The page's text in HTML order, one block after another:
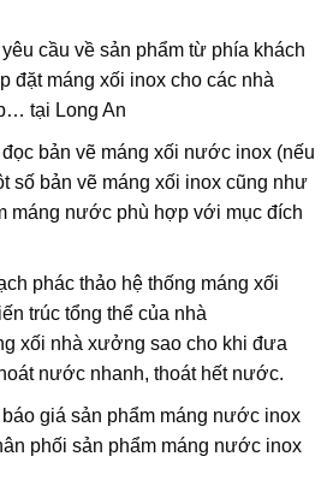
cầu về sản phẩm từ phía khách
đặt máng xối inox cho các nhà
tại Long An
bản vẽ máng xối nước inox (nếu
số bản vẽ máng xối inox cũng như
máng nước phù hợp với mục đích
phác thảo hệ thống máng xối
trúc tổng thể của nhà
xối nhà xưởng sao cho khi đưa
nước nhanh, thoát hết nước.
giá sản phẩm máng nước inox
phối sản phẩm máng nước inox